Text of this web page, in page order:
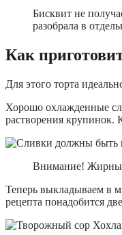
Бисквит не
разобрала в
Как
Для этого торта
Хорошо охлажденные
растворения крупинок.
Внимание! Жирные
Теперь выкладываем в
рецепта понадобится